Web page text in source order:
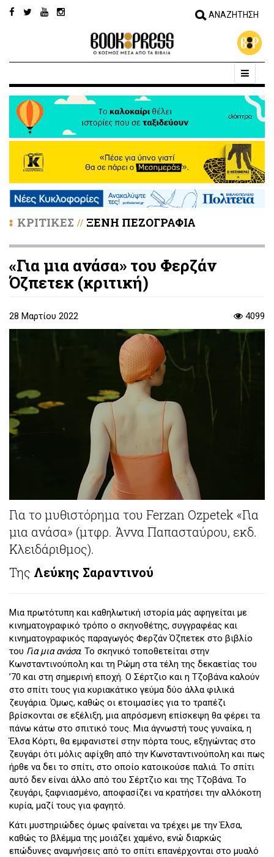
ΚΡΙΤΙΚΕΣ // ΞΕΝΗ ΠΕΖΟΓΡΑΦΙΑ
«Για μια ανάσα» του Φερζάν
Όζπετεκ (κριτική)
28 Μαρτίου 2022 4099
Για το μυθιστόρημα του Ferzan Ozpetek «Για
μια ανάσα» (μτφρ. Άννα Παπασταύρου, εκδ.
Κλειδάριθμος).
Της Λεύκης Σαραντινού
Μια πρωτότυπη και καθηλωτική ιστορία μάς αφηγείται με
κινηματογραφικό τρόπο ο σκηνοθέτης, συγγραφέας και
κινηματογραφικός παραγωγός Φερζάν Όζπετεκ στο βιβλίο
του Για μια ανάσα. Το σκηνικό τοποθετείται στην
Κωνσταντινούπολη και τη Ρώμη στα τέλη της δεκαετίας του
’70 και στη σημερινή εποχή. Ο Σέρτζιο και η Τζοβάνα καλούν
στο σπίτι τους για κυριακάτικο γεύμα δύο άλλα φιλικά
ζευγάρια. Όμως, καθώς οι ετοιμασίες για το τραπέζι
βρίσκονται σε εξέλιξη, μια απρόσμενη επίσκεψη θα φέρει τα
πάνω κάτω στο σπιτικό τους. Μια άγνωστή τους γυναίκα, η
Έλσα Κόρτι, θα εμφανιστεί στην πόρτα τους, εξηγώντας στο
ζευγάρι ότι μόλις αφίχθη από την Κωνσταντινούπολη και πως
ήρθε να δει το σπίτι, στο οποίο κατοικούσε παλιά. Το σπίτι
αυτό δεν είναι άλλο από του Σέρτζιο και της Τζοβάνα. Το
ζευγάρι, ξαφνιασμένο, αποφασίζει να κρατήσει την αλλόκοτη
κυρία, μαζί τους για φαγητό.
Κάτι μυστηριώδες όμως φαίνεται να τρέχει με την Έλσα,
καθώς το βλέμμα της μοιάζει χαμένο, ενώ διαρκώς
επώδυνες αναμνήσεις από το σπίτι επανέρχονται στο μυαλό